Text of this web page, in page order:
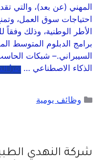
المهني (عن بعد)، والتي
احتياجات سوق العمل،
الأطر الوطنية، وذلك وفقاً
برامج الدبلوم المتوسط
السيبراني.– شبكات
الذكاء الاصطناعي … اقرأ
وظائف يومية
شركة النهدي